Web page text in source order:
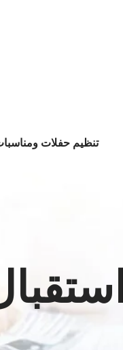
تنظيم حفلات